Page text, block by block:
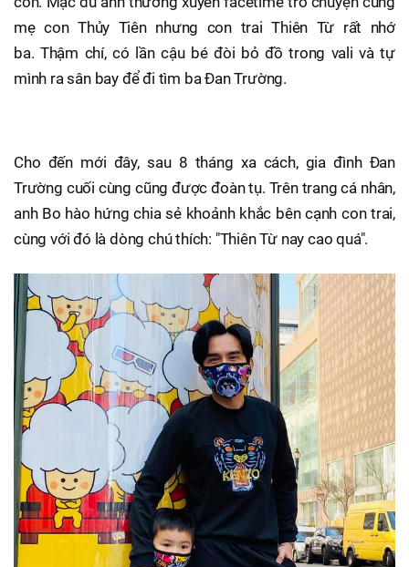
mẹ con Thủy Tiên nhưng con trai Thiên Từ rất nhớ
ba. Thậm chí, có lần cậu bé đòi bỏ đồ trong vali và tự
mình ra sân bay để đi tìm ba Đan Trường.
Cho đến mới đây, sau 8 tháng xa cách, gia đình Đan
Trường cuối cùng cũng được đoàn tụ. Trên trang cá nhân,
anh Bo hào hứng chia sẻ khoảnh khắc bên cạnh con trai,
cùng với đó là dòng chú thích: "Thiên Từ nay cao quá".